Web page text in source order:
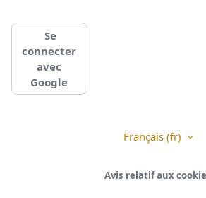
Se
connecter
avec
Google
Français ‎(fr)‎
Avis relatif aux